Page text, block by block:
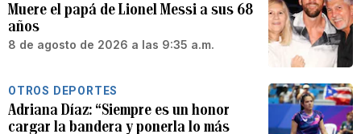
Muere el papá de Lionel Messi a sus 68
años
8 de agosto de 2026 a las 9:35 a.m.
OTROS DEPORTES
Adriana Díaz: “Siempre es un honor
cargar la bandera y ponerla lo más